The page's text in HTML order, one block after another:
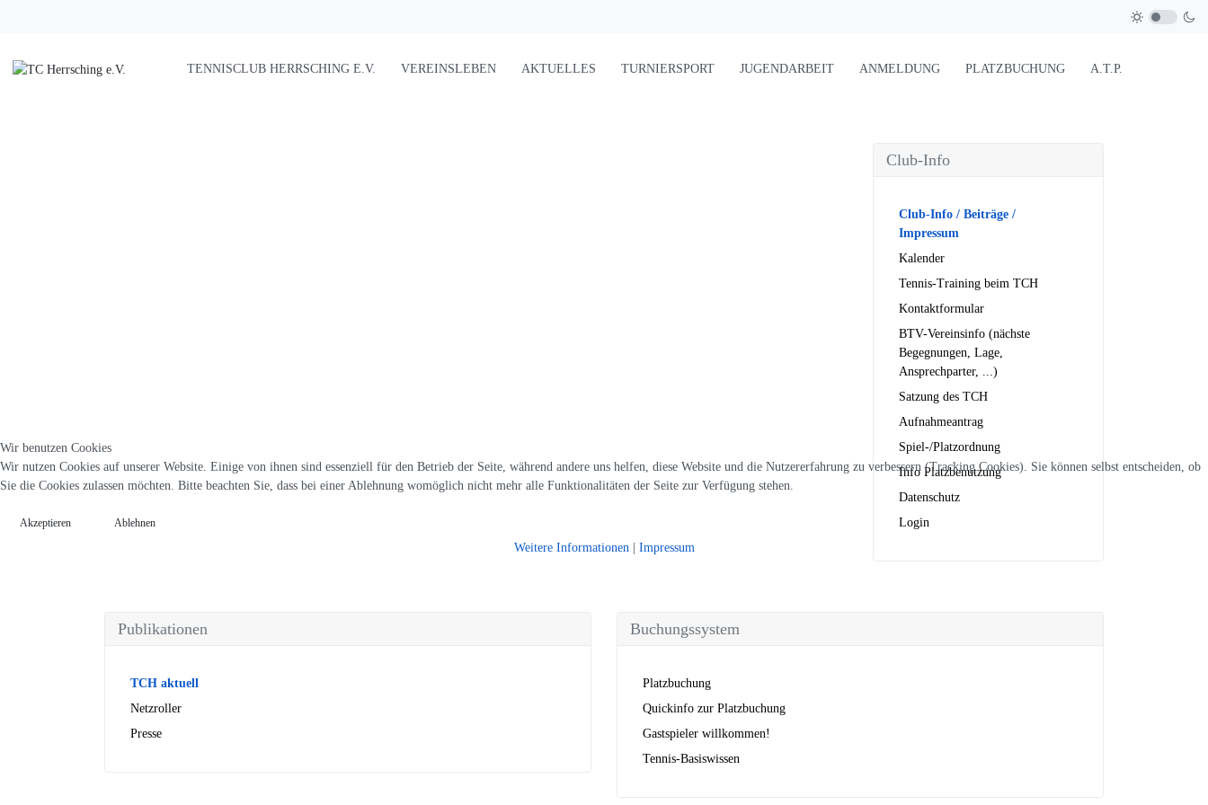
TENNISCLUB HERRSCHING E.V. VEREINSLEBEN AKTUELLES TURNIERSPORT JUGENDARBEIT ANMELDUNG PLATZBUCHUNG A.T.P.
Club-Info
Club-Info / Beiträge /
Impressum
Kalender
Tennis-Training beim TCH
Kontaktformular
BTV-Vereinsinfo (nächste
Begegnungen, Lage,
Ansprechparter, ...)
Satzung des TCH
Aufnahmeantrag
Spiel-/Platzordnung
Info Platzbenutzung
Datenschutz
Login
Publikationen
TCH aktuell
Netzroller
Presse
Buchungssystem
Platzbuchung
Quickinfo zur Platzbuchung
Gastspieler willkommen!
Tennis-Basiswissen
Wir benutzen Cookies
Wir nutzen Cookies auf unserer Website. Einige von ihnen sind essenziell für den Betrieb der Seite, während andere uns helfen, diese Website und die Nutzererfahrung zu verbessern (Tracking Cookies). Sie können selbst entscheiden, ob
Sie die Cookies zulassen möchten. Bitte beachten Sie, dass bei einer Ablehnung womöglich nicht mehr alle Funktionalitäten der Seite zur Verfügung stehen.
Akzeptieren Ablehnen
Weitere Informationen| Impressum